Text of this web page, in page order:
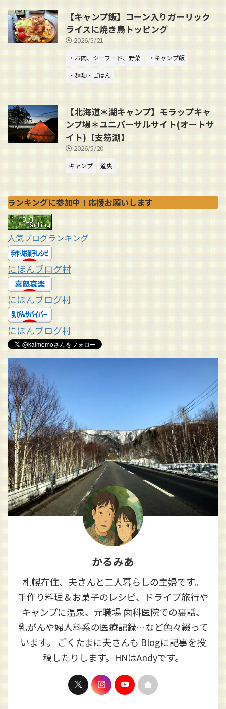
【キャンプ飯】コーン入りガーリック
ライスに焼き鳥トッピング
2026/5/21
・お肉、シーフード、野菜
・キャンプ飯
・麺類・ごはん
【北海道＊湖キャンプ】モラップキャ
ンプ場＊ユニバーサルサイト(オートサ
イト)【支笏湖】
2026/5/20
キャンプ 道央
ランキングに参加中！応援お願いします
人気ブログランキング
にほんブログ村
にほんブログ村
にほんブログ村
かるみあ
札幌在住、夫さんと二人暮らしの主婦です。
手作り料理＆お菓子のレシピ、ドライブ旅行や
キャンプに温泉、元職場 歯科医院での裏話、
乳がんや婦人科系の医療記録…など色々綴って
います。 ごくたまに夫さんも Blogに記事を投
稿したりします。HNはAndyです。